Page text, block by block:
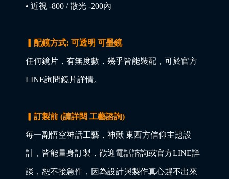
• 近視 -800 / 散光 -200內
▎配鏡方式: 可透明 可墨鏡
任何鏡片，有無度數，幾乎皆能裝配，可於官方
LINE詢問鏡片詳情。
▎訂製前 (請詳閱 工藝諮詢)
每一副悟空神話工藝，神獸 東西方信仰主題設
計，皆能量身訂製，歡迎電話諮詢或官方LINE詳
談，恕不接急件，因為設計與製作真心趕不出來